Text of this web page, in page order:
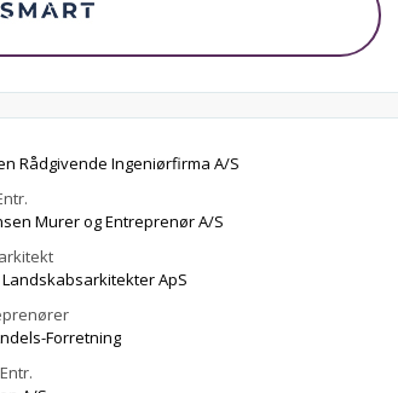
Rådgivende Ingeniørfirma A/S
Gustav Hansen Murer og Entreprenør A/S
ApS
Forretning